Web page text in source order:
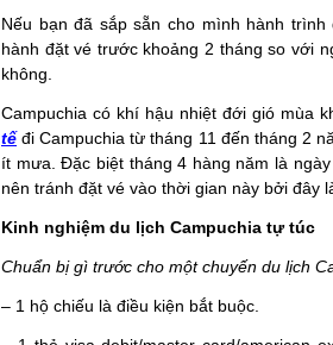
Nếu bạn đã sắp sẵn cho mình hành
hành đặt vé trước khoảng 2 tháng so với
không.
Campuchia có khí hậu nhiệt đới gió mùa
tếđi Campuchia từ tháng 11 đến tháng 2
ít mưa. Đặc biệt tháng 4 hàng năm là
nên tránh đặt vé vào thời gian này bởi đây
Kinh nghiệm du lịch Campuchia tự túc
Chuẩn bị gì trước cho một chuyến du lịch
– 1 hộ chiếu là điều kiện bắt buộc.